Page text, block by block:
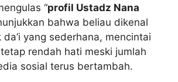
“profil Ustadz Nana
bahwa beliau dikenal
yang sederhana, mencintai
rendah hati meski jumlah
sosial terus bertambah.